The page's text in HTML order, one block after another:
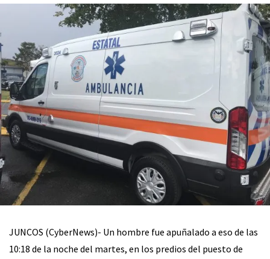
JUNCOS (CyberNews)- Un hombre fue apuñalado a eso de las
10:18 de la noche del martes, en los predios del puesto de